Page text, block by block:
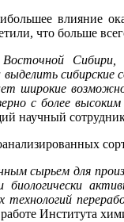
влияние
что больше
широкие
с более
научный
сырьем для
технологий
работе Института